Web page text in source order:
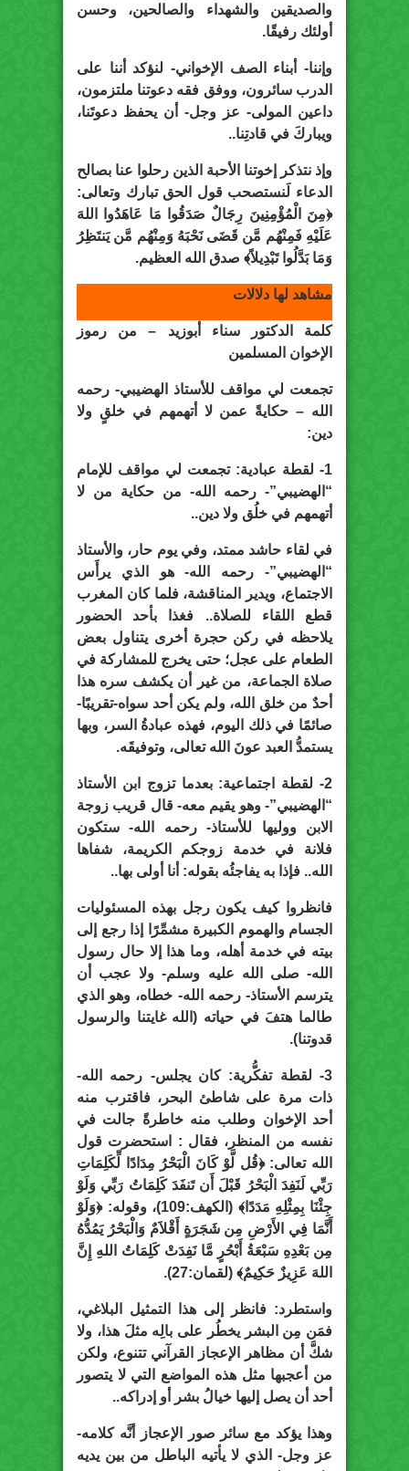
والصديقين والشهداء والصالحين، وحسن
أولئك رفيقًا.
وإننا- أبناء الصف الإخواني- لنؤكد أننا على
الدرب سائرون، ووفق فقه دعوتنا ملتزمون،
داعين المولى- عز وجل- أن يحفظ دعوتَنا،
ويباركَ في قادتِنا..
وإذ نتذكر إخوتنا الأحبة الذين رحلوا عنا بصالح
الدعاء لَنستصحب قول الحق تبارك وتعالى:
﴿مِنَ الْمُؤْمِنِينَ رِجَالٌ صَدَقُوا مَا عَاهَدُوا اللهَ
عَلَيْهِ فَمِنْهُم مَّن قَضَى نَحْبَهُ وَمِنْهُم مَّن يَنتَظِرُ
وَمَا بَدَّلُوا تَبْدِيلاً﴾ صدق الله العظيم.
مشاهد لها دلالات
كلمة الدكتور سناء أبوزيد – من رموز
الإخوان المسلمين
تجمعت لي مواقف للأستاذ الهضيبي- رحمه
الله – حكايةً عمن لا أتهمهم في خلقٍ ولا
دين:
1- لقطة عبادية: تجمعت لي مواقف للإمام
“الهضيبي”- رحمه الله- من حكاية من لا
أتهمهم في خلُق ولا دين..
في لقاء حاشد ممتد، وفي يوم حار، والأستاذ
“الهضيبي”- رحمه الله- هو الذي يرأَس
الاجتماع، ويدير المناقشة، فلما كان المغرب
قطع اللقاء للصلاة.. فغذا بأحد الحضور
يلاحظه في ركن حجرة أخرى يتناول بعض
الطعام على عجل؛ حتى يخرج للمشاركة في
صلاة الجماعة، من غير أن يكشف سره هذا
أحدٌ من خلق الله، ولم يكن أحد سواه-تقريبًا-
صائمًا في ذلك اليوم، فهذه عبادةُ السر، وبها
يستمدُّ العبد عونَ الله تعالى، وتوفيقَه.
2- لقطة اجتماعية: بعدما تزوج ابن الأستاذ
“الهضيبي”- وهو يقيم معه- قال قريب زوجة
الابن ووليها للأستاذ- رحمه الله- ستكون
فلانة في خدمة زوجكم الكريمة، شفاها
الله.. فإذا به يفاجئُه بقوله: أنا أولى بها..
فانظروا كيف يكون رجل بهذه المسئوليات
الجسام والهموم الكبيرة مشمِّرًا إذا رجع إلى
بيته في خدمة أهله، وما هذا إلا حال رسول
الله- صلى الله عليه وسلم- ولا عجب أن
يترسم الأستاذ- رحمه الله- خطاه، وهو الذي
طالما هتفَ في حياته (الله غايتنا والرسول
قدوتنا).
3- لقطة تفكُّرية: كان يجلس- رحمه الله-
ذات مرة على شاطئ البحر، فاقترب منه
أحد الإخوان وطلب منه خاطرةً جالت في
نفسه من المنظر، فقال : استحضرت قول
الله تعالى: ﴿قُل لَّوْ كَانَ الْبَحْرُ مِدَادًا لِّكَلِمَاتِ
رَبِّي لَنَفِدَ الْبَحْرُ قَبْلَ أَن تَنفَدَ كَلِمَاتُ رَبِّي وَلَوْ
جِئْنَا بِمِثْلِهِ مَدَدًا﴾ (الكهف:109)، وقوله: ﴿وَلَوْ
أَنَّمَا فِي الأَرْضِ مِن شَجَرَةٍ أَقْلاَمٌ وَالْبَحْرُ يَمُدُّهُ
مِن بَعْدِهِ سَبْعَةُ أَبْحُرٍ مَّا نَفِدَتْ كَلِمَاتُ اللهِ إِنَّ
اللهَ عَزِيزٌ حَكِيمٌ﴾ (لقمان:27).
واستطرد: فانظر إلى هذا التمثيل البلاغي،
فمَن مِن البشر يخطُر على بالِه مثلَ هذا، ولا
شكَّ أن مظاهر الإعجاز القرآني تتنوع، ولكن
من أعجبها مثل هذه المواضع التي لا يتصور
أحد أن يصل إليها خيالُ بشر أو إدراكه..
وهذا يؤكد مع سائر صور الإعجاز أنَّه كلامه-
عز وجل- الذي لا يأتيه الباطل من بين يديه